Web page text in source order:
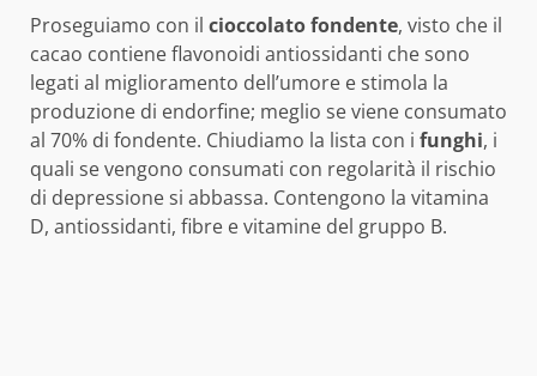
Proseguiamo con il cioccolato fondente, visto che il
cacao contiene flavonoidi antiossidanti che sono
legati al miglioramento dell’umore e stimola la
produzione di endorfine; meglio se viene consumato
al 70% di fondente. Chiudiamo la lista con i funghi, i
quali se vengono consumati con regolarità il rischio
di depressione si abbassa. Contengono la vitamina
D, antiossidanti, fibre e vitamine del gruppo B.